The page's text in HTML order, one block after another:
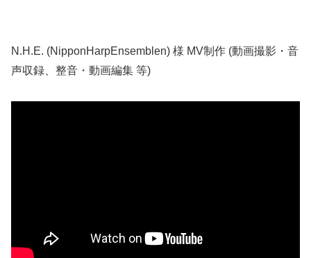
N.H.E. (NipponHarpEnsemblen) 様 MV制作 (動画撮影・音
声収録、整音・動画編集 等)